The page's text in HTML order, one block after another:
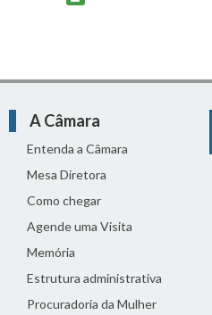
A Câmara
Entenda a Câmara
Mesa Diretora
Como chegar
Agende uma Visita
Memória
Estrutura administrativa
Procuradoria da Mulher